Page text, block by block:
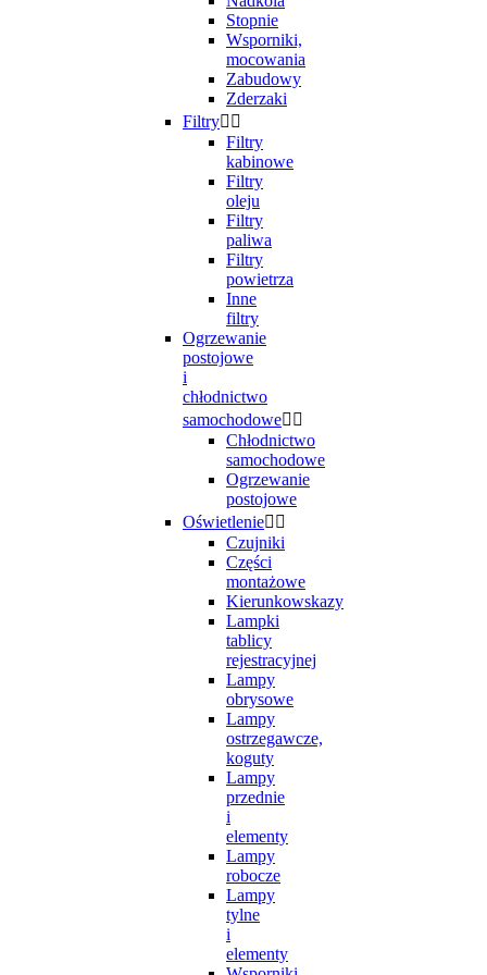
Stopnie
Wsporniki,
mocowania
Zabudowy
Zderzaki
Filtry 
Filtry
kabinowe
Filtry
oleju
Filtry
paliwa
Filtry
powietrza
Inne
filtry
Ogrzewanie
postojowe
i
chłodnictwo
samochodowe 
Chłodnictwo
samochodowe
Ogrzewanie
postojowe
Oświetlenie 
Czujniki
Części
montażowe
Kierunkowskazy
Lampki
tablicy
rejestracyjnej
Lampy
obrysowe
Lampy
ostrzegawcze,
koguty
Lampy
przednie
i
elementy
Lampy
robocze
Lampy
tylne
i
elementy